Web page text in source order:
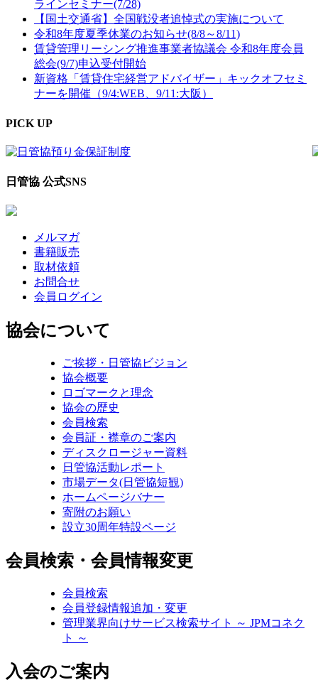
ラインセミナー(7/28)
【国土交通省】全国戦没者追悼式の実施について
令和8年度夏季休業のお知らせ(8/8～8/11)
賃貸管理リーシング推進事業者協議会 令和8年度会員
総会(9/7)申込受付開始
新資格「賃貸住宅経営アドバイザー」キックオフセミ
ナーを開催（9/4:WEB、9/11:大阪）
PICK UP
日管協 公式SNS
メルマガ
書籍販売
取材依頼
お問合せ
会員ログイン
協会について
ご挨拶・日管協ビジョン
協会概要
ロゴマークと理念
協会の歴史
会員検索
会員証・襟章のご案内
ディスクロージャー資料
日管協活動レポート
市場データ(日管協短観)
ホームページバナー
寄附のお願い
設立30周年特設ページ
会員検索・会員情報変更
会員検索
会員登録情報追加・変更
管理業界向けサービス検索サイト ～ JPMコネク
ト ～
入会のご案内